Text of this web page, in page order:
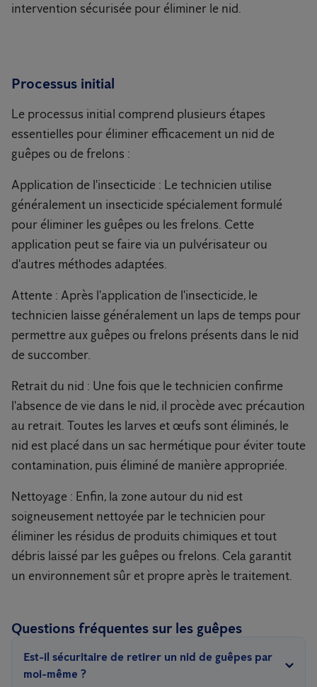
intervention sécurisée pour éliminer le nid.
Processus initial
Le processus initial comprend plusieurs étapes
essentielles pour éliminer efficacement un nid de
guêpes ou de frelons :
Application de l'insecticide : Le technicien utilise
généralement un insecticide spécialement formulé
pour éliminer les guêpes ou les frelons. Cette
application peut se faire via un pulvérisateur ou
d'autres méthodes adaptées.
Attente : Après l'application de l'insecticide, le
technicien laisse généralement un laps de temps pour
permettre aux guêpes ou frelons présents dans le nid
de succomber.
Retrait du nid : Une fois que le technicien confirme
l'absence de vie dans le nid, il procède avec précaution
au retrait. Toutes les larves et œufs sont éliminés, le
nid est placé dans un sac hermétique pour éviter toute
contamination, puis éliminé de manière appropriée.
Nettoyage : Enfin, la zone autour du nid est
soigneusement nettoyée par le technicien pour
éliminer les résidus de produits chimiques et tout
débris laissé par les guêpes ou frelons. Cela garantit
un environnement sûr et propre après le traitement.
Questions fréquentes sur les guêpes
Est-il sécuritaire de retirer un nid de guêpes par
moi-même ?